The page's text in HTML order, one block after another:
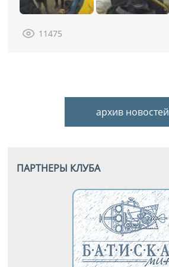
11475
архив новостей
ПАРТНЕРЫ КЛУБА